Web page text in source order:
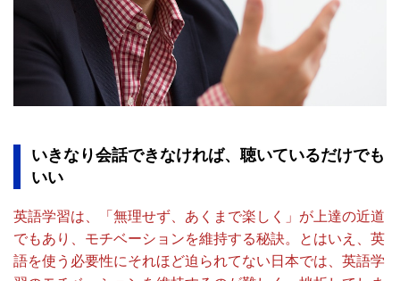
いきなり会話できなければ、聴いているだけでも
いい
英語学習は、「無理せず、あくまで楽しく」が上達の近道
でもあり、モチベーションを維持する秘訣。とはいえ、英
語を使う必要性にそれほど迫られてない日本では、英語学